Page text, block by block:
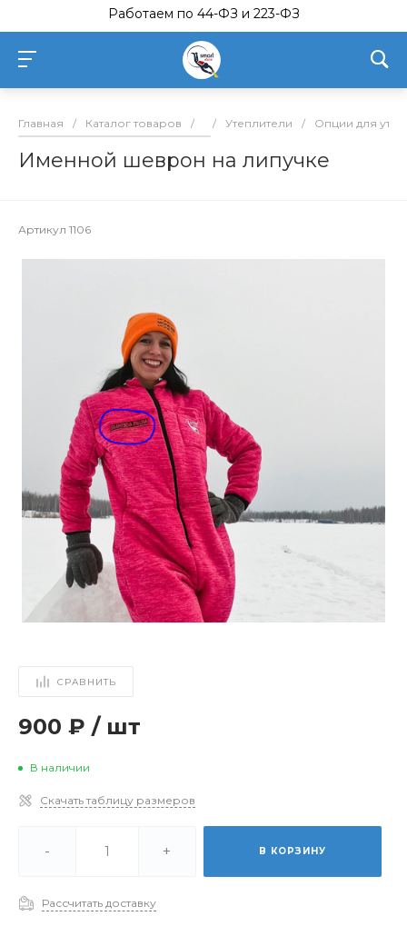
Работаем по 44-ФЗ и 223-ФЗ
Главная / Каталог товаров / / Утеплители / Опции для
Именной шеврон на липучке
Артикул 1106
СРАВНИТЬ
900 ₽ / шт
В наличии
Скачать таблицу размеров
- + В КОРЗИНУ
Рассчитать доставку